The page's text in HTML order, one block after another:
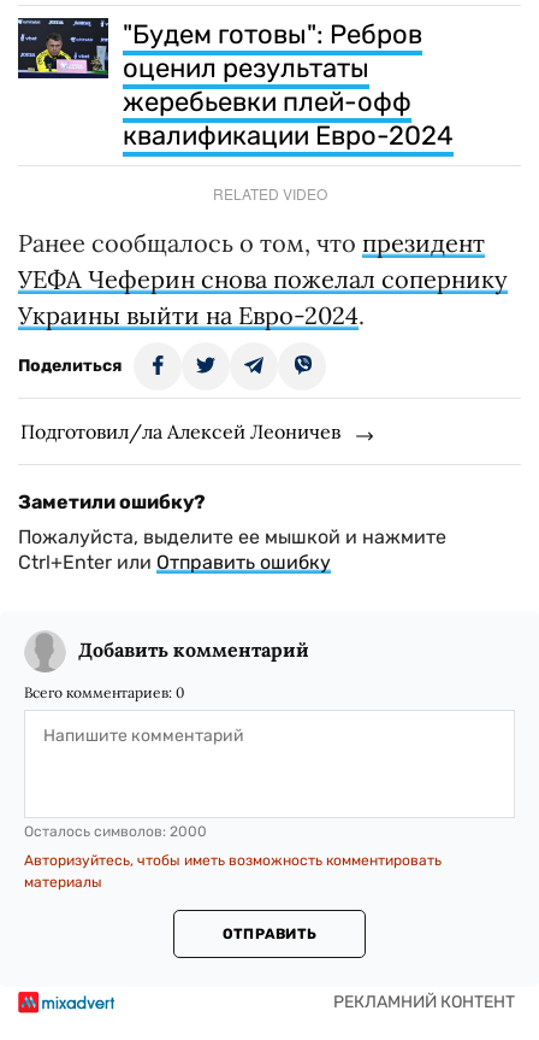
"Будем готовы": Ребров
оценил результаты
жеребьевки плей-офф
квалификации Евро-2024
RELATED VIDEO
Ранее сообщалось о том, что президент
УЕФА Чеферин снова пожелал сопернику
Украины выйти на Евро-2024.
Поделиться
Подготовил/ла Алексей Леоничев
Заметили ошибку?
Пожалуйста, выделите ее мышкой и нажмите
Ctrl+Enter или Отправить ошибку
Добавить комментарий
Всего комментариев: 0
Осталось символов: 2000
Авторизуйтесь, чтобы иметь возможность комментировать
материалы
ОТПРАВИТЬ